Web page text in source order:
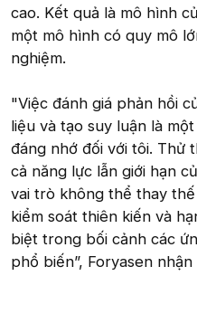
cao. Kết quả là mô hình
một mô hình có quy mô
nghiệm.
"Việc đánh giá phản hồi
liệu và tạo suy luận là
đáng nhớ đối với tôi. Thử
cả năng lực lẫn giới hạn
vai trò không thể thay
kiểm soát thiên kiến và
biệt trong bối cảnh các
phổ biến”, Foryasen nhận